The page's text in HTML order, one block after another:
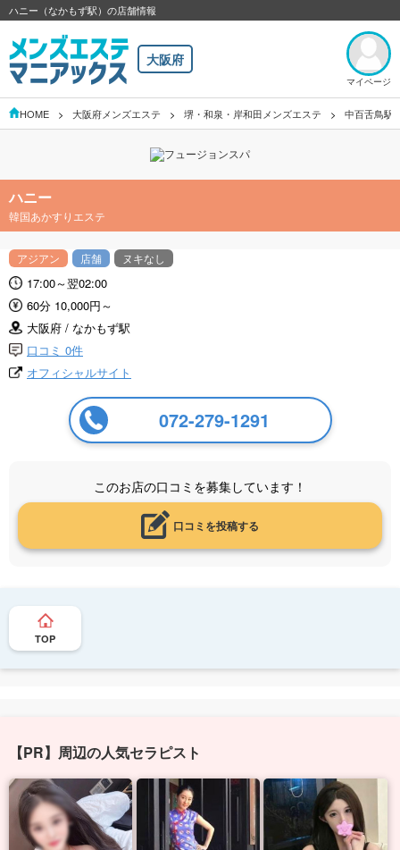
ハニー（なかもず駅）の店舗情報
大阪府
マイページ
HOME 大阪府メンズエステ 堺・和泉・岸和田メンズエステ 中百舌鳥駅
ハニー
韓国あかすりエステ
アジアン 店舗 ヌキなし
17:00～翌02:00
60分 10,000円～
大阪府 / なかもず駅
口コミ 0件
オフィシャルサイト
072-279-1291
このお店の口コミを募集しています！
口コミを投稿する
TOP
【PR】周辺の人気セラピスト